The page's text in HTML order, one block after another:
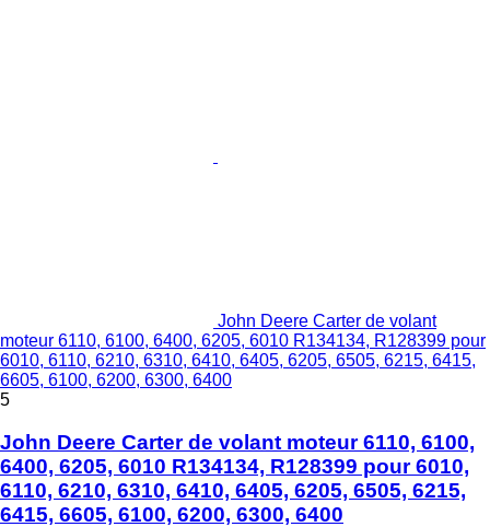
John Deere Carter de volant
moteur 6110, 6100, 6400, 6205, 6010 R134134, R128399 pour
6010, 6110, 6210, 6310, 6410, 6405, 6205, 6505, 6215, 6415,
6605, 6100, 6200, 6300, 6400
5
John Deere Carter de volant moteur 6110, 6100,
6400, 6205, 6010 R134134, R128399 pour 6010,
6110, 6210, 6310, 6410, 6405, 6205, 6505, 6215,
6415, 6605, 6100, 6200, 6300, 6400